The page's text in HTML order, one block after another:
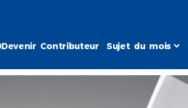
Devenir Contributeur Sujet du mois